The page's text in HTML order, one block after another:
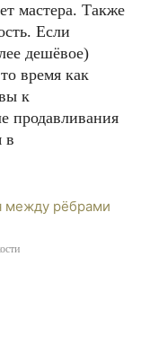
мастера. Также
Если
дешёвое)
время как
к
продавливания
в